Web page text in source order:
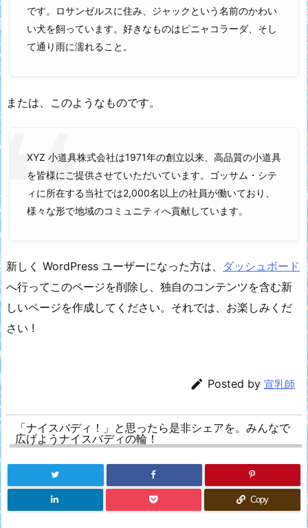
です。ロサンゼルスに住み、ジャックという名前のかわい
い犬を飼っています。好きなものはピニャコラーダ、そし
て通り雨に濡れること。
または、このようなものです。
XYZ 小道具株式会社は1971年の創立以来、高品質の小道具
を皆様にご提供させていただいています。ゴッサム・シテ
ィに所在する当社では2,000名以上の社員が働いており、
様々な形で地域のコミュニティへ貢献しています。
新しく WordPress ユーザーになった方は、 ダッシュボード
へ行ってこのページを削除し、独自のコンテンツを含む新
しいページを作成してください。それでは、お楽しみくだ
さい !
 Posted by 宣乳師
「ナイスバディ！」と思ったら是非シェアを。みんなで
広げようナイスバディの輪！
Copy